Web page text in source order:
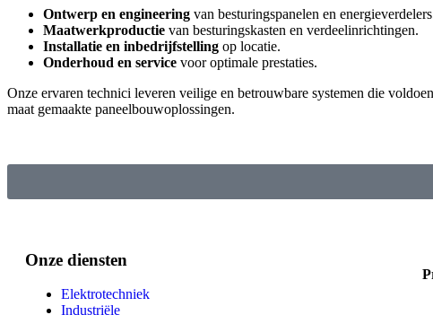
Ontwerp en engineering van besturingspanelen en
Maatwerkproductie van besturingskasten en verdeelinrichtingen.
Installatie en inbedrijfstelling op locatie.
Onderhoud en service voor optimale prestaties.
Onze ervaren technici leveren veilige en betrouwbare systemen die
maat gemaakte paneelbouwoplossingen.
Onze diensten
Elektrotechniek
Industriële